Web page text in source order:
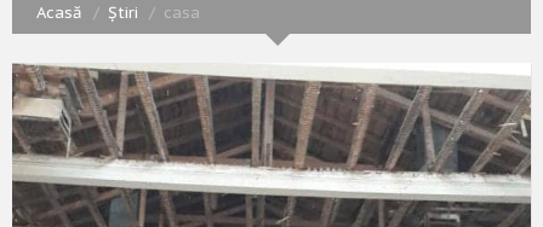
Acasă Știri casa